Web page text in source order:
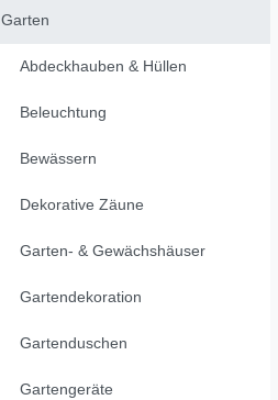
Garten
Abdeckhauben & Hüllen
Beleuchtung
Bewässern
Dekorative Zäune
Garten- & Gewächshäuser
Gartendekoration
Gartenduschen
Gartengeräte